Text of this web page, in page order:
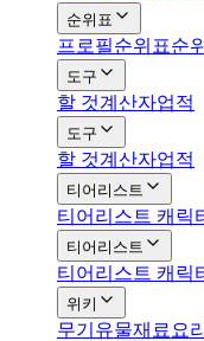
순위표
프로필순위표순
도구
할 것계산자업적
도구
할 것계산자업적
티어리스트
티어리스트 캐릭
티어리스트
티어리스트 캐릭
위키
무기 유물재료 요